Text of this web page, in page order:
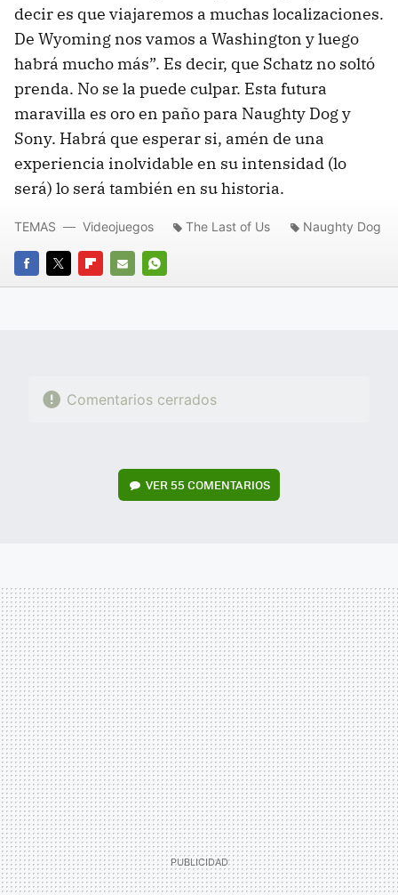
decir es que viajaremos a muchas localizaciones.
De Wyoming nos vamos a Washington y luego
habrá mucho más”. Es decir, que Schatz no soltó
prenda. No se la puede culpar. Esta futura
maravilla es oro en paño para Naughty Dog y
Sony. Habrá que esperar si, amén de una
experiencia inolvidable en su intensidad (lo
será) lo será también en su historia.
FACEBOOK
TWITTERFLIPBOARD
E-
WHATSAPP
TEMAS Videojuegos The Last of Us Naughty Dog
Comentarios cerrados
VER 55 COMENTARIOS